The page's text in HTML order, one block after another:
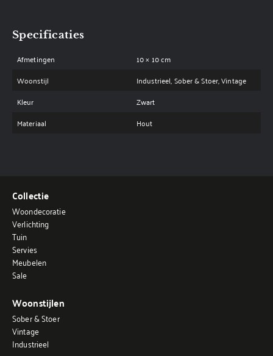
Specificaties
Afmetingen
10 × 10 cm
Woonstijl
Industrieel, Sober & Stoer, Vintage
Kleur
Zwart
Materiaal
Hout
Collectie
Woondecoratie
Verlichting
Tuin
Servies
Meubelen
Sale
Woonstijlen
Sober & Stoer
Vintage
Industrieel